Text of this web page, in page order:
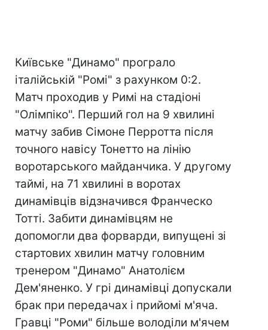
Київське "Динамо" програло
італійській "Ромі" з рахунком 0:2.
Матч проходив у Римі на стадіоні
"Олімпіко". Перший гол на 9 хвилині
матчу забив Сімоне Перротта після
точного навісу Тонетто на лінію
воротарського майданчика. У другому
таймі, на 71 хвилині в воротах
динамівців відзначився Франческо
Тотті. Забити динамівцям не
допомогли два форварди, випущені зі
стартових хвилин матчу головним
тренером "Динамо" Анатолієм
Дем'яненко. У грі динамівці допускали
брак при передачах і прийомі м'яча.
Гравці "Роми" більше володіли м'ячем